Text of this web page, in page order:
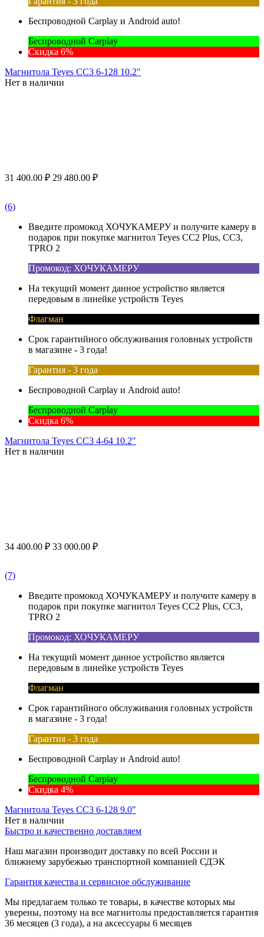
Беспроводной Carplay и Android auto!
Беспроводной Carplay
Скидка 6%
Магнитола Teyes CC3 6-128 10.2"
Нет в наличии
31 400.00 ₽ 29 480.00 ₽
(6)
Введите промокод ХОЧУКАМЕРУ и получите камеру в
подарок при покупке магнитол Teyes CC2 Plus, CC3,
TPRO 2
Промокод: ХОЧУКАМЕРУ
На текущий момент данное устройство является
передовым в линейке устройств Teyes
Флагман
Срок гарантийного обслуживания головных устройств
в магазине - 3 года!
Гарантия - 3 года
Беспроводной Carplay и Android auto!
Беспроводной Carplay
Скидка 6%
Магнитола Teyes CC3 4-64 10.2"
Нет в наличии
34 400.00 ₽ 33 000.00 ₽
(7)
Введите промокод ХОЧУКАМЕРУ и получите камеру в
подарок при покупке магнитол Teyes CC2 Plus, CC3,
TPRO 2
Промокод: ХОЧУКАМЕРУ
На текущий момент данное устройство является
передовым в линейке устройств Teyes
Флагман
Срок гарантийного обслуживания головных устройств
в магазине - 3 года!
Гарантия - 3 года
Беспроводной Carplay и Android auto!
Беспроводной Carplay
Скидка 4%
Магнитола Teyes CC3 6-128 9.0"
Нет в наличии
Быстро и качественно доставляем
Наш магазин производит доставку по всей России и
ближнему зарубежью транспортной компанией СДЭК
Гарантия качества и сервисное обслуживание
Мы предлагаем только те товары, в качестве которых мы
уверены, поэтому на все магнитолы предоставляется гарантия
36 месяцев (3 года), а на аксессуары 6 месяцев